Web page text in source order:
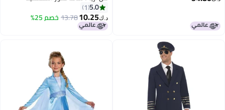
الفاخرة للبالغين، بدلة سانتا كلوز
الفاخرة للرجال في عطلة عيد
الميلاد، بدلة سانتا كلوز للرجال في
عطلة عيد الميلاد
5.0
1
د.ك‏10.25
13.78خصم 25%